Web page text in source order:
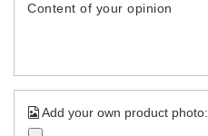
Content of your opinion
Add your own product photo: